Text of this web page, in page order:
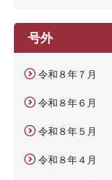
号外
令和８年７月
令和８年６月
令和８年５月
令和８年４月